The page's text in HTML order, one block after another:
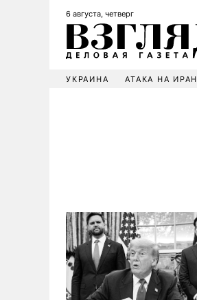
6 августа, четверг
УКРАИНА АТАКА НА ИРАН